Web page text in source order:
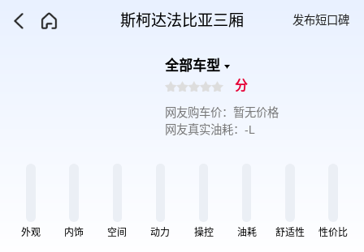
斯柯达法比亚三厢 发布短口碑
全部车型
分
网友购车价：暂无价格
网友真实油耗：-L
外观 内饰 空间 动力 操控 油耗 舒适性 性价比